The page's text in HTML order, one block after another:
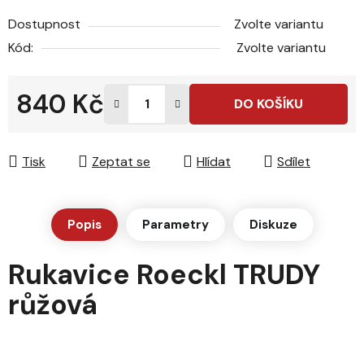
Dostupnost
Zvolte variantu
Kód:
Zvolte variantu
840 Kč DO KOŠÍKU
Tisk Zeptat se Hlídat Sdílet
Popis Parametry Diskuze
Rukavice Roeckl TRUDY
růžová